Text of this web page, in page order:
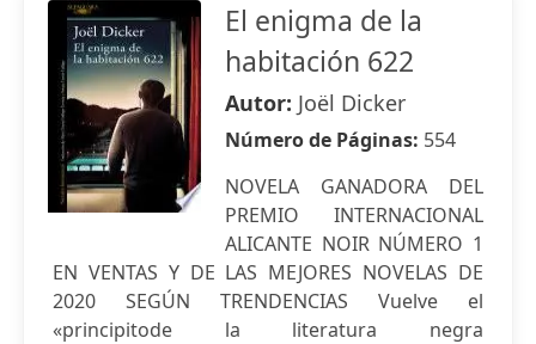
El enigma de la
habitación 622
Autor: Joël Dicker
Número de Páginas: 554
NOVELA GANADORA DEL
PREMIO INTERNACIONAL
ALICANTE NOIR NÚMERO 1
EN VENTAS Y DE LAS MEJORES NOVELAS DE
2020 SEGÚN TRENDENCIAS Vuelve el
«principitode la literatura negra